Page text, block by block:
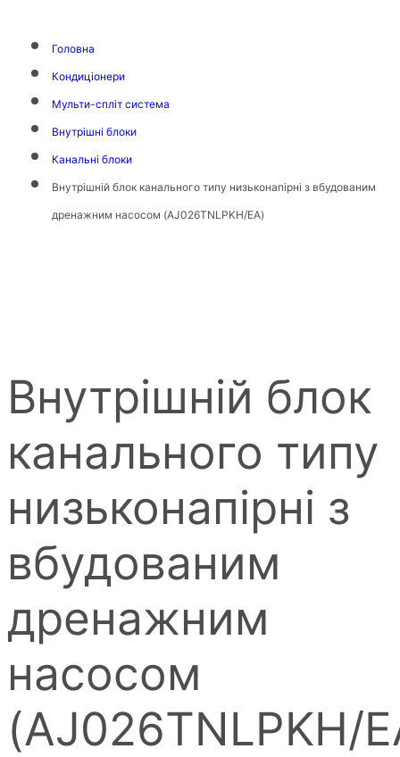
Головна
Кондиціонери
Мульти-спліт система
Внутрішні блоки
Канальні блоки
Внутрішній блок канального типу низьконапірні з вбудованим
дренажним насосом (AJ026TNLPKH/EA)
Внутрішній блок
канального типу
низьконапірні з
вбудованим
дренажним
насосом
(AJ026TNLPKH/